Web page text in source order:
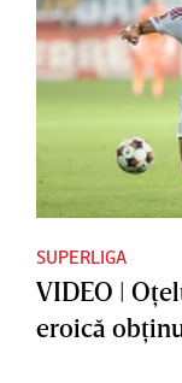
SUPERLIGA
VIDEO |
eroică